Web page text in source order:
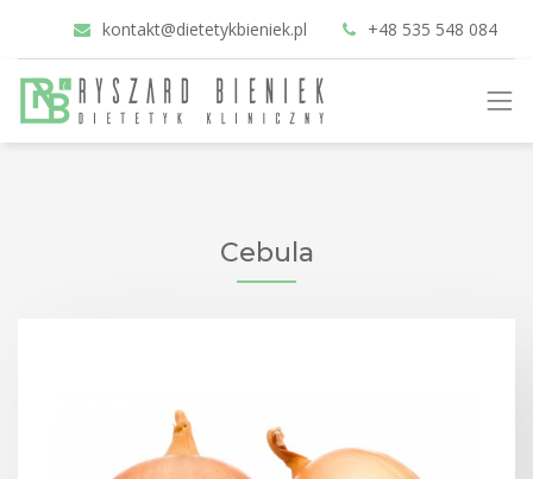
kontakt@dietetykbieniek.pl +48 535 548 084
Cebula